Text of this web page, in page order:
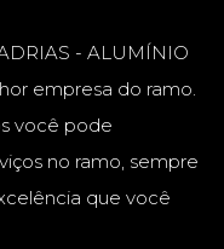
- ALUMÍNIO
empresa do ramo.
você pode
no ramo, sempre
que você